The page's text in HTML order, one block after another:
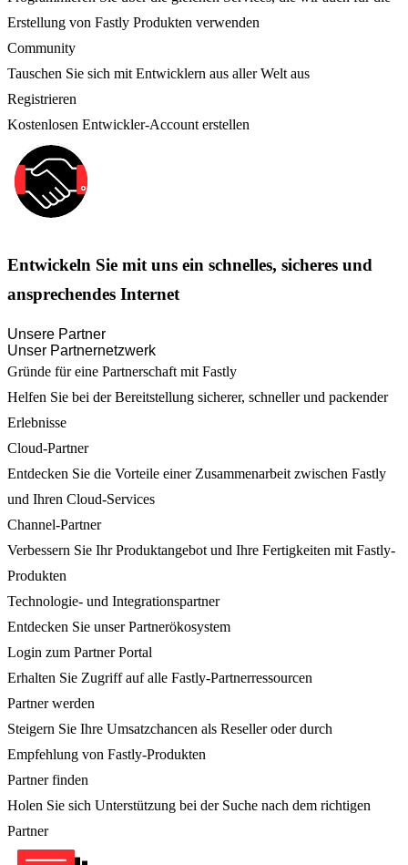
Erstellung von Fastly Produkten verwenden
Community
Tauschen Sie sich mit Entwicklern aus aller Welt aus
Registrieren
Kostenlosen Entwickler-Account erstellen
Entwickeln Sie mit uns ein schnelles, sicheres und
ansprechendes Internet
Unsere Partner
Unser Partnernetzwerk
Gründe für eine Partnerschaft mit Fastly
Helfen Sie bei der Bereitstellung sicherer, schneller und packender
Erlebnisse
Cloud-Partner
Entdecken Sie die Vorteile einer Zusammenarbeit zwischen Fastly
und Ihren Cloud-Services
Channel-Partner
Verbessern Sie Ihr Produktangebot und Ihre Fertigkeiten mit Fastly-
Produkten
Technologie- und Integrationspartner
Entdecken Sie unser Partnerökosystem
Login zum Partner Portal
Erhalten Sie Zugriff auf alle Fastly-Partnerressourcen
Partner werden
Steigern Sie Ihre Umsatzchancen als Reseller oder durch
Empfehlung von Fastly-Produkten
Partner finden
Holen Sie sich Unterstützung bei der Suche nach dem richtigen
Partner